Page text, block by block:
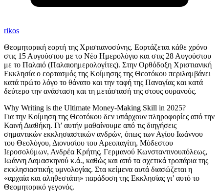
rikos
Θεομητορική εορτή της Χριστιανοσύνης. Εορτάζεται κάθε χρόνο
στις 15 Αυγούστου με το Νέο Ημερολόγιο και στις 28 Αυγούστου
με το Παλαιό (Παλαιoημερολογίτες). Στην Ορθόδοξη Χριστιανική
Εκκλησία ο εορτασμός της Κοίμησης της Θεοτόκου περιλαμβάνει
κατά πρώτο λόγο το θάνατο και την ταφή της Παναγίας και κατά
δεύτερο την ανάσταση και τη μετάστασή της στους ουρανούς.
Why Writing is the Ultimate Money-Making Skill in 2025?
Για την Κοίμηση της Θεοτόκου δεν υπάρχουν πληροφορίες από την
Καινή Διαθήκη. Γι’ αυτήν μαθαίνουμε από τις διηγήσεις
σημαντικών εκκλησιαστικών ανδρών, όπως των Αγίου Ιωάννου
του Θεολόγου, Διονυσίου του Αρεοπαγίτη, Μόδεστου
Ιεροσολύμων, Ανδρέα Κρήτης, Γερμανού Κωνσταντινουπόλεως,
Ιωάννη Δαμασκηνού κ.ά., καθώς και από τα σχετικά τροπάρια της
εκκλησιαστικής υμνολογίας. Στα κείμενα αυτά διασώζεται η
«αρχαία και αληθεστάτη» παράδοση της Εκκλησίας γι’ αυτό το
Θεομητορικό γεγονός.